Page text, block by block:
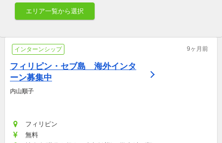
エリア一覧から選択
インターンシップ 9ヶ月前
フィリピン・セブ島　海外インタ
ーン募集中
内山順子
フィリピン
無料